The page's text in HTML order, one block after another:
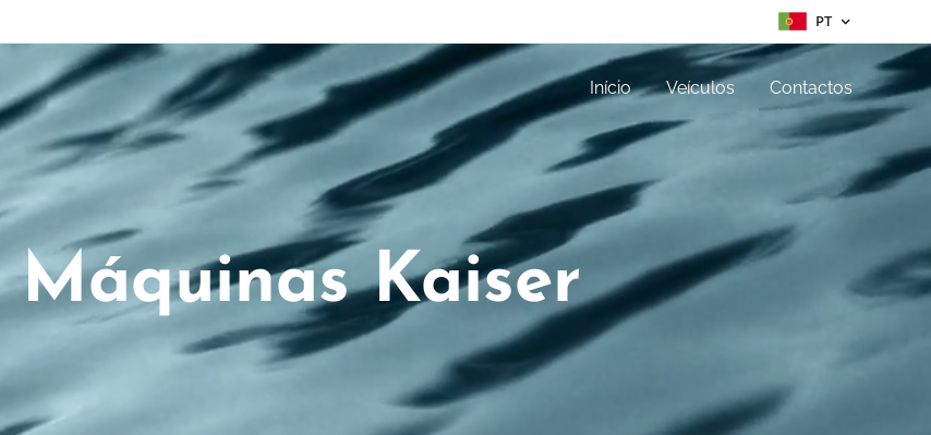
PT
Início Veículos Contactos
Máquinas Kaiser